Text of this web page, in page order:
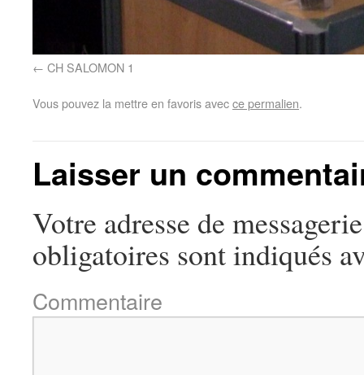
CH SALOMON 1
Vous pouvez la mettre en favoris avecce permalien.
Laisser un
Votre adresse de
obligatoires sont indiqués
Commentaire